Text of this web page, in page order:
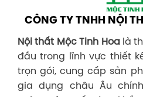
CÔNG TY TNHH NỘI
Nội thất Mộc Tinh Hoalà
đầu trong lĩnh vực thiết
trọn gói, cung cấp sản
gia dụng châu Âu